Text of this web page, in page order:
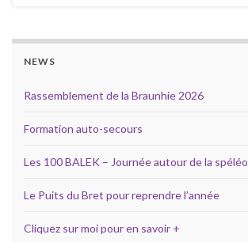
NEWS
Rassemblement de la Braunhie 2026
Formation auto-secours
Les 100 BALEK – Journée autour de la spéléo
Le Puits du Bret pour reprendre l’année
Cliquez sur moi pour en savoir +